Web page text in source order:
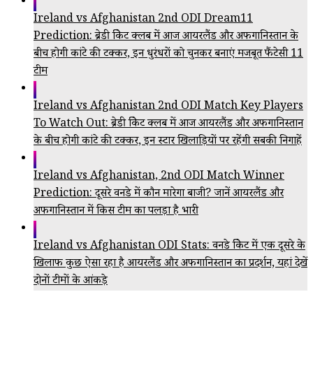
Ireland vs Afghanistan 2nd ODI Dream11
Prediction: ब्रेडी क्रिकेट क्लब में आज आयरलैंड और अफगानिस्तान के
बीच होगी कांटे की टक्कर, इन धुरंधरों को चुनकर बनाएं मजबूत फैंटेसी 11
टीम
Ireland vs Afghanistan 2nd ODI Match Key Players
To Watch Out: ब्रेडी क्रिकेट क्लब में आज आयरलैंड और अफगानिस्तान
के बीच होगी कांटे की टक्कर, इन स्टार खिलाड़ियों पर रहेंगी सबकी निगाहें
Ireland vs Afghanistan, 2nd ODI Match Winner
Prediction: दूसरे वनडे में कौन मारेगा बाजी? जानें आयरलैंड और
अफगानिस्तान में किस टीम का पलड़ा है भारी
Ireland vs Afghanistan ODI Stats: वनडे क्रिकेट में एक दूसरे के
खिलाफ कुछ ऐसा रहा है आयरलैंड और अफगानिस्तान का प्रदर्शन, यहां देखें
दोनों टीमों के आंकड़े